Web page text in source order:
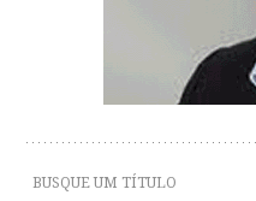
BUSQUE UM TÍTULO